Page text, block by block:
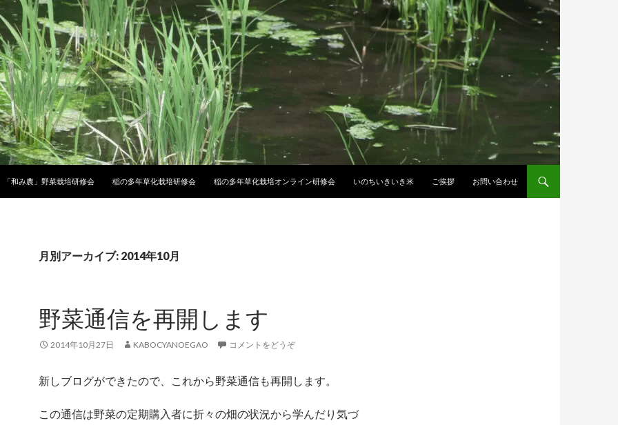
「和み農」野菜栽培研修会 稲の多年草化栽培研修会 稲の多年草化栽培オンライン研修会 いのちいきいき米 ご挨拶 お問い合わせ
月別アーカイブ: 2014年10月
野菜通信を再開します
2014年10月27日 KABOCYANOEGAO コメントをどうぞ
新しブログができたので、これから野菜通信も再開します。
この通信は野菜の定期購入者に折々の畑の状況から学んだり気づ